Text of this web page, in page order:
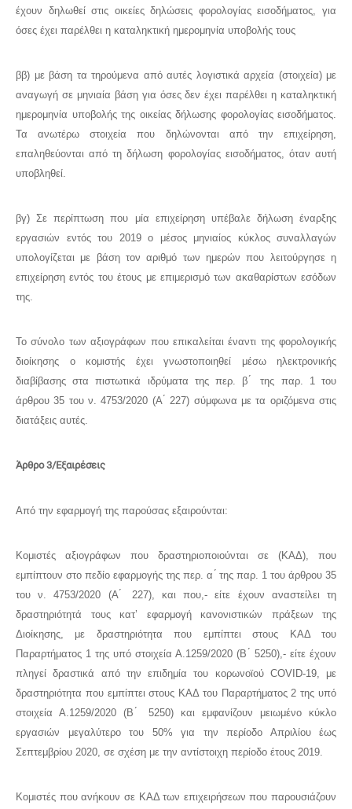
έχουν δηλωθεί στις οικείες δηλώσεις φορολογίας εισοδήματος, για
όσες έχει παρέλθει η καταληκτική ημερομηνία υποβολής τους
ββ) με βάση τα τηρούμενα από αυτές λογιστικά αρχεία (στοιχεία) με
αναγωγή σε μηνιαία βάση για όσες δεν έχει παρέλθει η καταληκτική
ημερομηνία υποβολής της οικείας δήλωσης φορολογίας εισοδήματος.
Τα ανωτέρω στοιχεία που δηλώνονται από την επιχείρηση,
επαληθεύονται από τη δήλωση φορολογίας εισοδήματος, όταν αυτή
υποβληθεί.
βγ) Σε περίπτωση που μία επιχείρηση υπέβαλε δήλωση έναρξης
εργασιών εντός του 2019 ο μέσος μηνιαίος κύκλος συναλλαγών
υπολογίζεται με βάση τον αριθμό των ημερών που λειτούργησε η
επιχείρηση εντός του έτους με επιμερισμό των ακαθαρίστων εσόδων
της.
Το σύνολο των αξιογράφων που επικαλείται έναντι της φορολογικής
διοίκησης ο κομιστής έχει γνωστοποιηθεί μέσω ηλεκτρονικής
διαβίβασης στα πιστωτικά ιδρύματα της περ. β ́ της παρ. 1 του
άρθρου 35 του ν. 4753/2020 (Α ́ 227) σύμφωνα με τα οριζόμενα στις
διατάξεις αυτές.
Άρθρο 3/Εξαιρέσεις
Από την εφαρμογή της παρούσας εξαιρούνται:
Κομιστές αξιογράφων που δραστηριοποιούνται σε (ΚΑΔ), που
εμπίπτουν στο πεδίο εφαρμογής της περ. α ́ της παρ. 1 του άρθρου 35
του ν. 4753/2020 (Α ́ 227), και που,- είτε έχουν αναστείλει τη
δραστηριότητά τους κατ’ εφαρμογή κανονιστικών πράξεων της
Διοίκησης, με δραστηριότητα που εμπίπτει στους ΚΑΔ του
Παραρτήματος 1 της υπό στοιχεία Α.1259/2020 (Β ́ 5250),- είτε έχουν
πληγεί δραστικά από την επιδημία του κορωνοϊού COVID-19, με
δραστηριότητα που εμπίπτει στους ΚΑΔ του Παραρτήματος 2 της υπό
στοιχεία Α.1259/2020 (Β ́ 5250) και εμφανίζουν μειωμένο κύκλο
εργασιών μεγαλύτερο του 50% για την περίοδο Απριλίου έως
Σεπτεμβρίου 2020, σε σχέση με την αντίστοιχη περίοδο έτους 2019.
Κομιστές που ανήκουν σε ΚΑΔ των επιχειρήσεων που παρουσιάζουν